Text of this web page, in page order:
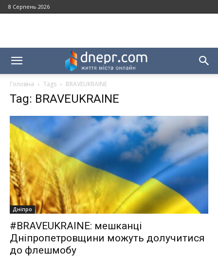
8 Серпень 2026
Головна Tags BRAVEUKRAINE
Tag: BRAVEUKRAINE
Дніпро
#BRAVEUKRAINE: мешканці
Дніпропетровщини можуть долучитися
до флешмобу